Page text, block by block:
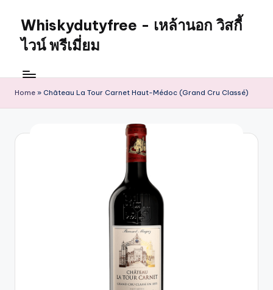
Whiskydutyfree - เหล้านอก วิสกี้
ไวน์ พรีเมี่ยม
Home » Château La Tour Carnet Haut-Médoc (Grand Cru Classé)